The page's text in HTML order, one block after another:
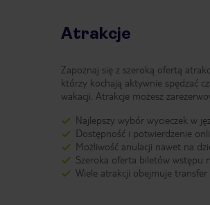
Atrakcje
Zapoznaj się z szeroką ofertą
którzy kochają aktywnie spędzać
wakacji. Atrakcje możesz
Najlepszy wybór wycieczek w
Dostępność i potwierdzenie
Możliwość anulacji nawet na
Szeroka oferta biletów wstępu
Wiele atrakcji obejmuje